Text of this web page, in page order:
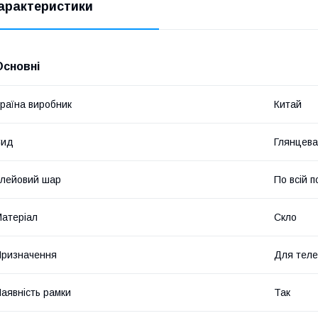
виробник Китай
Глянцева
шар По всій
Скло
Для
рамки Так